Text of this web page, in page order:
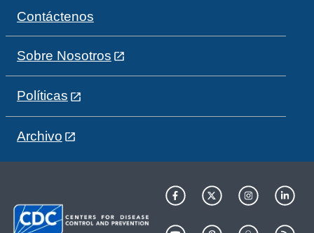
Contáctenos
Sobre Nosotros
Políticas
Archivo